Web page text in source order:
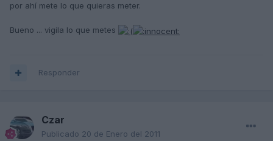
por ahí mete lo que quieras meter.
Bueno ... vigila lo que metes
Responder
Czar
Publicado 20 de Enero del 2011